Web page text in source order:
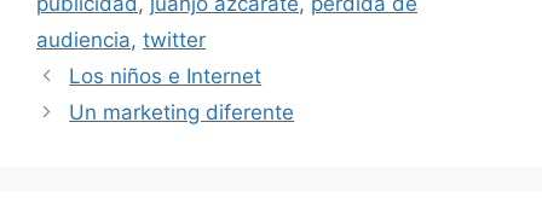
audiencia, twitter
Los niños e Internet
Un marketing diferente